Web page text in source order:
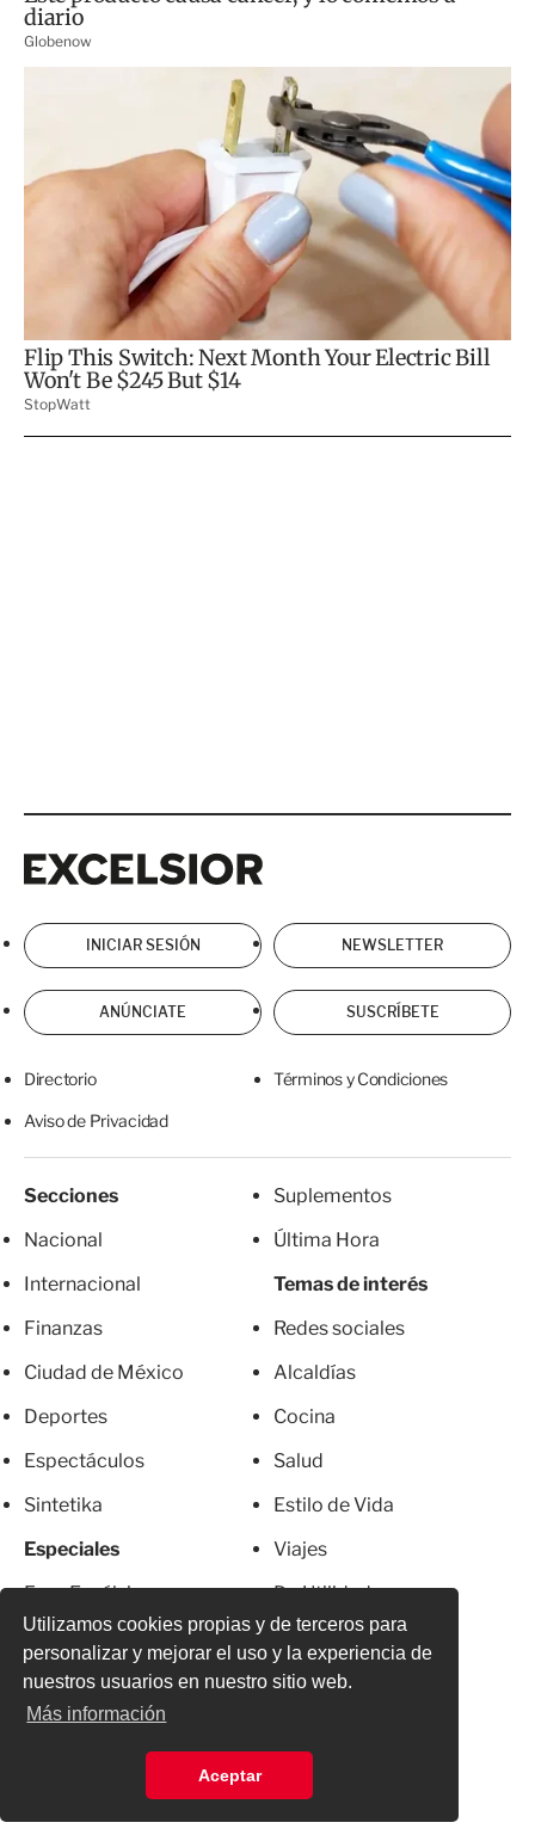
Utilizamos cookies propias y de terceros para
personalizar y mejorar el uso y la experiencia de
nuestros usuarios en nuestro sitio web.
Más información
Aceptar
INICIAR SESIÓN NEWSLETTER
ANÚNCIATE SUSCRÍBETE
Directorio Términos y Condiciones
Aviso de Privacidad
Secciones
Nacional
Internacional
Finanzas
Ciudad de México
Deportes
Espectáculos
Sintetika
Especiales
Foro Excélsior
Crisis ambiental
Franja de Gaza
Metro CDMX
Suplementos
Última Hora
Temas de interés
Redes sociales
Alcaldías
Cocina
Salud
Estilo de Vida
Viajes
De Utilidad
Apps
Servicios